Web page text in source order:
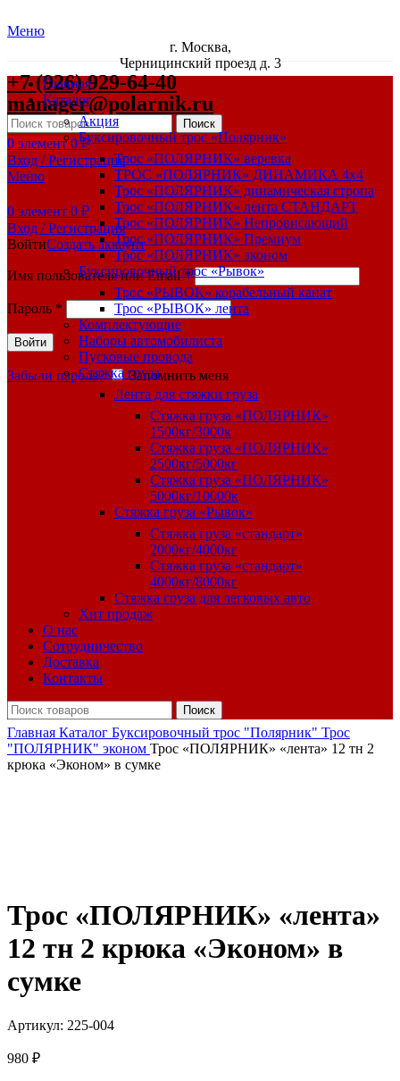
Меню
г. Москва,
Черницинский проезд д. 3
+7 (926) 929-64-40
manager@polarnik.ru
Поиск
0 элемент 0₽
Вход / Регистрация
Меню
0 элемент 0 ₽
Вход / Регистрация
ВойтиСоздать аккаунт
Имя пользователя или Email*
Пароль *
Войти
Забыли пароль? Запомнить меня
Главная
Каталог
Акция
Буксировочный трос «Полярник»
Трос «ПОЛЯРНИК» веревка
ТРОС «ПОЛЯРНИК» ДИНАМИКА 4х4
Трос «ПОЛЯРНИК» динамическая стропа
Трос «ПОЛЯРНИК» лента СТАНДАРТ
Трос «ПОЛЯРНИК» Непровисающий
Трос «ПОЛЯРНИК» Премиум
Трос «ПОЛЯРНИК» эконом
Буксировочный трос «Рывок»
Трос «РЫВОК» корабельный канат
Трос «РЫВОК» лента
Комплектующие
Наборы автомобилиста
Пусковые провода
Стяжка груза
Лента для стяжки груза
Стяжка груза «ПОЛЯРНИК»
1500кг/3000к
Стяжка груза «ПОЛЯРНИК»
2500кг/5000кг
Стяжка груза «ПОЛЯРНИК»
5000кг/10000к
Стяжка груза «Рывок»
Стяжка груза «стандарт»
2000кг/4000кг
Стяжка груза «стандарт»
4000кг/8000кг
Стяжка груза для легковых авто
Хит продаж
О нас
Сотрудничество
Доставка
Контакты
Поиск
Главная Каталог Буксировочный трос "Полярник" Трос
"ПОЛЯРНИК" эконом Трос «ПОЛЯРНИК» «лента» 12 тн 2
крюка «Эконом» в сумке
Трос «ПОЛЯРНИК» «лента»
12 тн 2 крюка «Эконом» в
сумке
Артикул: 225-004
980 ₽